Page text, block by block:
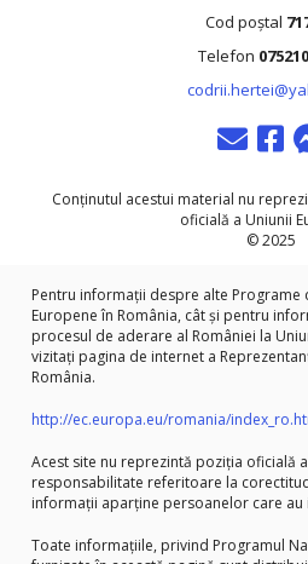
Cod poștal
Telefon
Conținutul acestui material nu
oficială a Uniunii
© 2025
Pentru informații despre alte Programe
Europene în România, cât și pentru
procesul de aderare al României la
vizitați pagina de internet a
România.
http://ec.europa.eu/romania/
Acest site nu reprezintă poziția oficială
responsabilitate referitoare la
informații aparține persoanelor care au
Toate informațiile, privind Programul